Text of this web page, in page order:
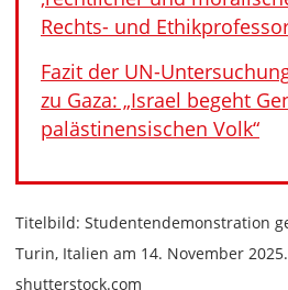
Rechts- und
Fazit der UN-
zu Gaza: „Israel begeht
palästinensischen Volk“
Titelbild: Studentendemonstration
Turin, Italien am 14. November
shutterstock.com